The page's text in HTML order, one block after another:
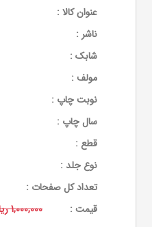
عنوان کالا :
ناشر :
شابک :
مولف :
نوبت چاپ :
سال چاپ :
قطع :
نوع جلد :
تعداد کل صفحات :
قيمت :
1,000,000 ریال